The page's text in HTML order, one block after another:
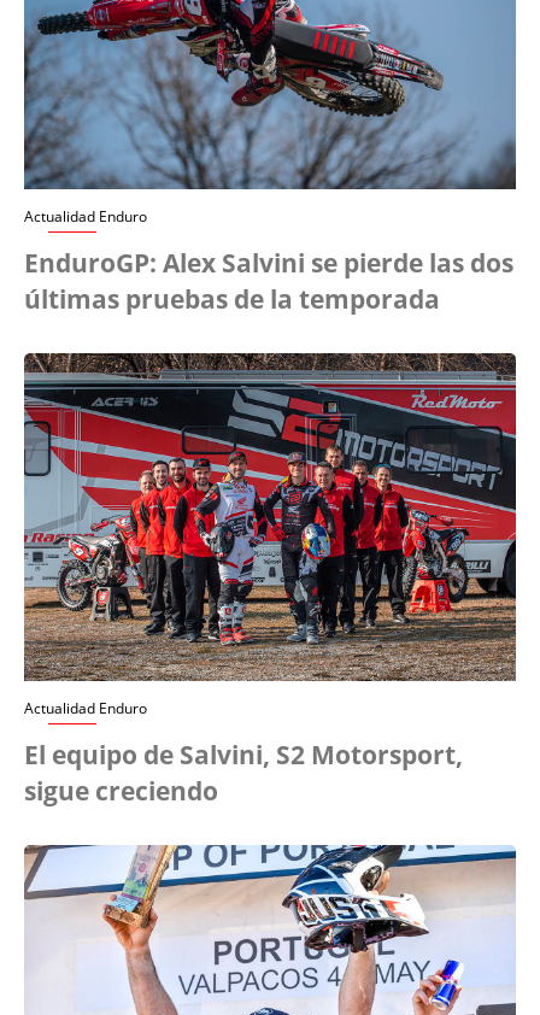
Actualidad Enduro
EnduroGP: Alex Salvini se pierde las dos
últimas pruebas de la temporada
Actualidad Enduro
El equipo de Salvini, S2 Motorsport,
sigue creciendo